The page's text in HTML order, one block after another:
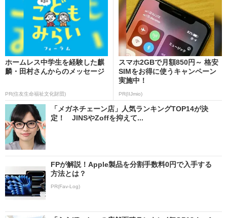
ホームレス中学生を経験した麒
麟・田村さんからのメッセージ
PR(住友生命福祉文化財団)
スマホ2GBで月額850円～ 格安
SIMをお得に使うキャンペーン
実施中！
PR(IIJmio)
「メガネチェーン店」人気ランキングTOP14が決
定！ JINSやZoffを抑えて...
FPが解説！Apple製品を分割手数料0円で入手する
方法とは？
PR(Fav-Log)